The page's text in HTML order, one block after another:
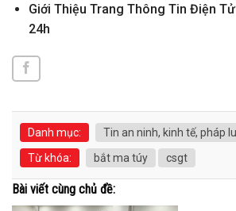
Giới Thiệu Trang Thông Tin Điện
24h
Danh mục:
Tin an ninh, kinh tế, pháp
Từ khóa:
bắt ma túy csgt
Bài viết cùng chủ đề: